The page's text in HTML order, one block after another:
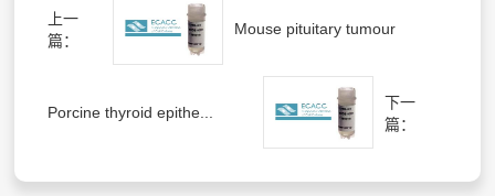
上一
篇：
Mouse pituitary tumour
Porcine thyroid epithe...
下一
篇：